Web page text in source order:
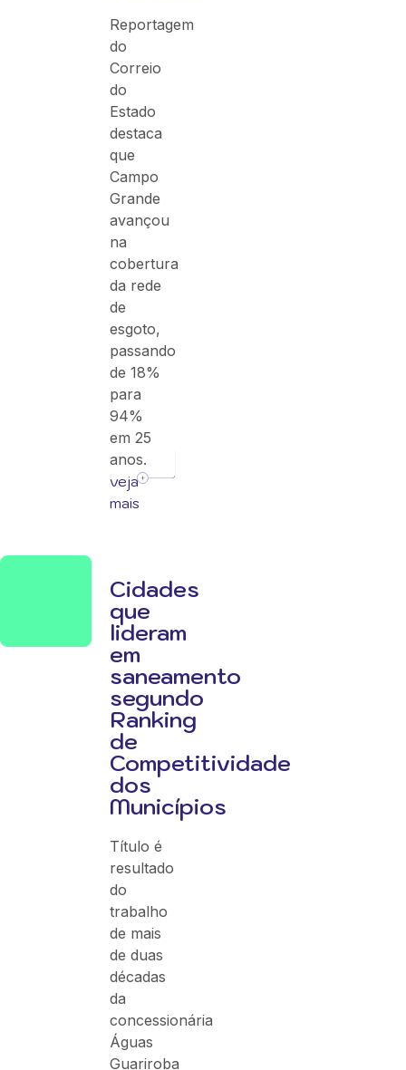
Reportagem
do
Correio
do
Estado
destaca
que
Campo
Grande
avançou
na
cobertura
da rede
de
esgoto,
passando
de 18%
para
94%
em 25
anos.
veja
mais
Cidades
que
lideram
em
saneamento
segundo
Ranking
de
Competitividade
dos
Municípios
Título é
resultado
do
trabalho
de mais
de duas
décadas
da
concessionária
Águas
Guariroba